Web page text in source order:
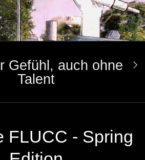
Gefühl, auch ohne
Talent
FLUCC - Spring